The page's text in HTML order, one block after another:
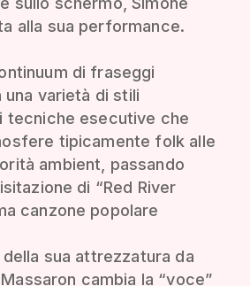
alla sua performance.
di fraseggi
varietà di stili
tecniche esecutive che
tipicamente folk alle
ambient, passando
di “Red River
canzone popolare
della sua attrezzatura da
cambia la “voce”